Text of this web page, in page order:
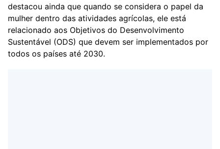
destacou ainda que quando se considera o papel da
mulher dentro das atividades agrícolas, ele está
relacionado aos Objetivos do Desenvolvimento
Sustentável (ODS) que devem ser implementados por
todos os países até 2030.